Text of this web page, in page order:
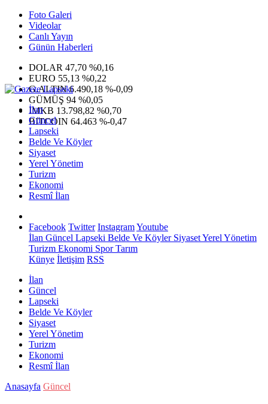
Foto Galeri
Videolar
Canlı Yayın
Günün Haberleri
DOLAR 47,70 %0,16
EURO 55,13 %0,22
G.ALTIN6.490,18 %-0,09
GÜMÜŞ 94 %0,05
IMKB 13.798,82 %0,70
BITCOIN 64.463 %-0,47
İlan
Güncel
Lapseki
Belde Ve Köyler
Siyaset
Yerel Yönetim
Turizm
Ekonomi
Resmî İlan
Facebook Twitter InstagramYoutube
İlan Güncel Lapseki Belde Ve KöylerSiyasetYerel Yönetim
Turizm Ekonomi SporTarım
Künye İletişim RSS
İlan
Güncel
Lapseki
Belde Ve Köyler
Siyaset
Yerel Yönetim
Turizm
Ekonomi
Resmî İlan
Anasayfa Güncel